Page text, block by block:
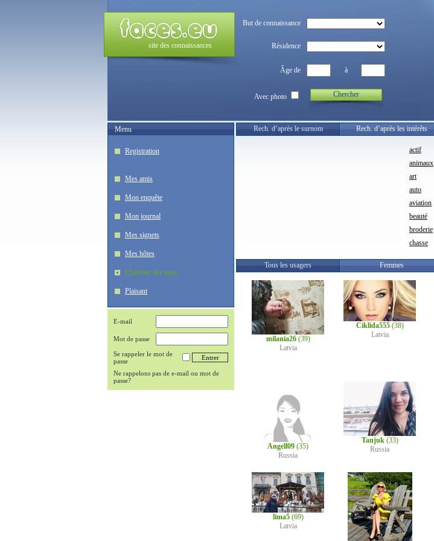
site des connaissances
But de connaissance
Résidence
Âge de à
Avec photo Chercher
Menu
Registration
Mes amis
Mon enquête
Mon journal
Mes signets
Mes hôtes
Chercher des amis
Plaisant
E-mail
Mot de passe
Se rappeler le mot de
passe
Ne rappelons pas de e-mail ou mot de
passe?
Rech. d’après le surnom Rech. d’après les intérêts
actif
animaux
art
auto
aviation
beauté
broderie
chasse
Tous les usagers Femmes
milania26(39)
Latvia
Ciklida555(38)
Latvia
Angell09 (35)
Russia
Tanjuk(33)
Russia
lima5(69)
Latvia